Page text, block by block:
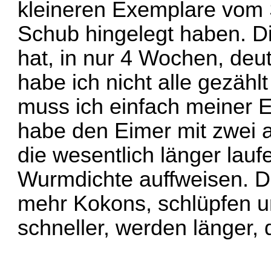
kleineren Exemplare
Schub hingelegt haben.
hat, in nur 4 Wochen,
habe ich nicht alle
muss ich einfach meiner
habe den Eimer mit zwei
die wesentlich länger
Wurmdichte auffweisen.
mehr Kokons, schlüpfen
schneller, werden länger,